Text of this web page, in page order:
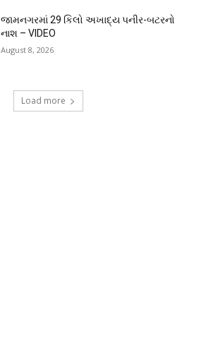
જામનગરમાં 29 કિલો અખાદ્ય પનીર-બટરનો
નાશ – VIDEO
August 8, 2026
Load more